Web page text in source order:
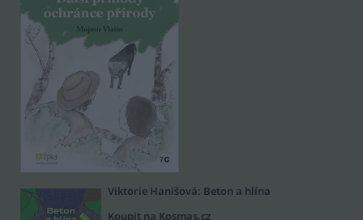
Viktorie Hanišová: Beton a hlína
Koupit na Kosmas.cz